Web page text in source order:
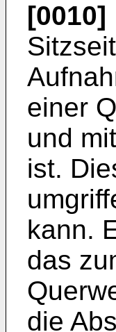
[0010]
einer
und
ist.
kann.
das
die